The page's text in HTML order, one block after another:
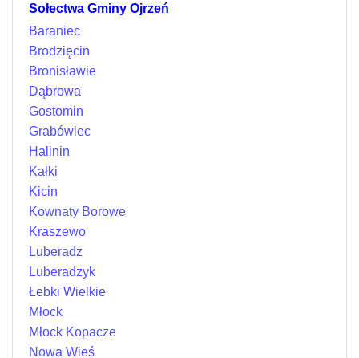
Sołectwa Gminy Ojrzeń
Baraniec
Brodzięcin
Bronisławie
Dąbrowa
Gostomin
Grabówiec
Halinin
Kałki
Kicin
Kownaty Borowe
Kraszewo
Luberadz
Luberadzyk
Łebki Wielkie
Młock
Młock Kopacze
Nowa Wieś